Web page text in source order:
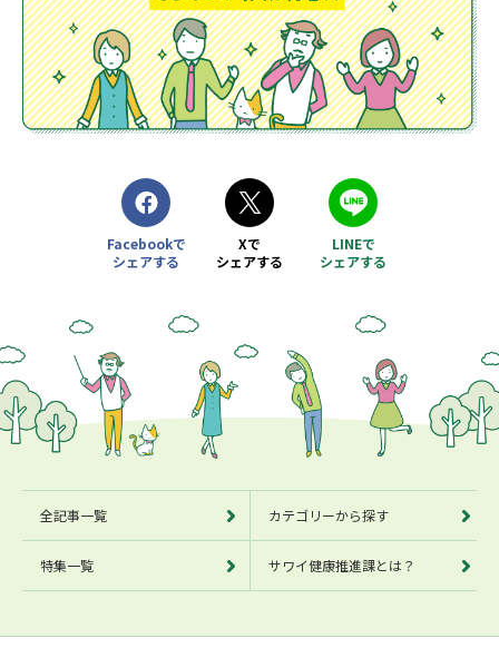
Facebookで
シェアする
Xで
シェアする
LINEで
シェアする
全記事一覧 カテゴリーから探す
特集一覧 サワイ健康推進課とは？